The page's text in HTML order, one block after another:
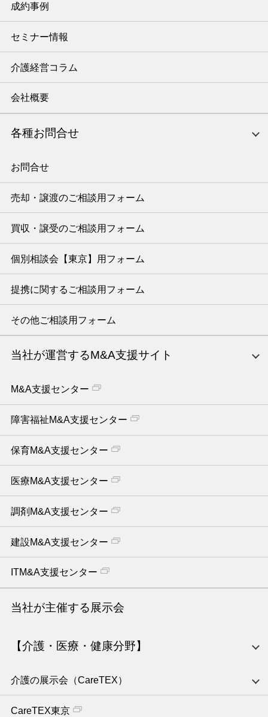
成約事例
セミナー情報
介護経営コラム
会社概要
各種お問合せ
お問合せ
売却・譲渡のご相談用フォーム
買収・譲受のご相談用フォーム
個別相談会【東京】用フォーム
提携に関するご相談用フォーム
その他ご相談用フォーム
当社が運営するM&A支援サイト
M&A支援センター
障害福祉M&A支援センター
保育M&A支援センター
医療M&A支援センター
調剤M&A支援センター
建設M&A支援センター
ITM&A支援センター
当社が主催する展示会
【介護・医療・健康分野】
介護の展示会（CareTEX）
CareTEX東京